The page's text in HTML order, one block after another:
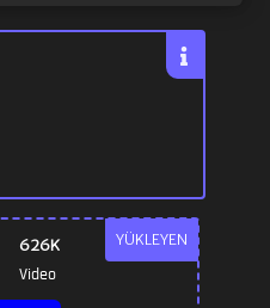
YÜKLEYEN
626K
Video